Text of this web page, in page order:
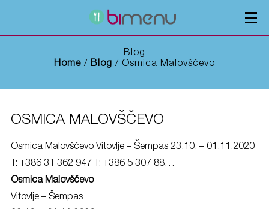
Osmice Oglaševanje
Blog
Home / Blog / Osmica Malovščevo
OSMICA MALOVŠČEVO
Osmica Malovščevo Vitovlje – Šempas 23.10. – 01.11.2020
T: +386 31 362 947 T: +386 5 307 88…
Osmica Malovščevo
Vitovlje – Šempas